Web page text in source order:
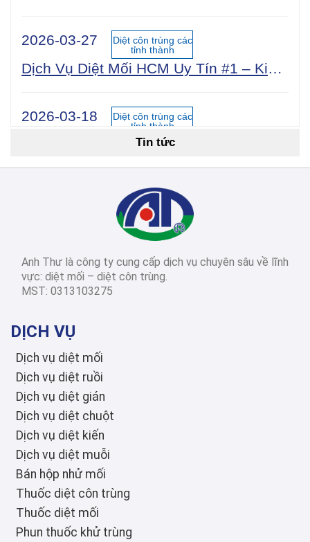
2026-03-27
Diệt côn trùng các
tỉnh thành
2026-03-18
Diệt côn trùng các
tỉnh thành
Diệt côn trùng các
tỉnh thành
2026-03-03
Diệt côn trùng các
tỉnh thành
Tin tức
Anh Thư là công ty cung cấp dịch vụ chuyên sâu về lĩnh
vực: diệt mối – diệt côn trùng.
MST: 0313103275
DỊCH VỤ
Dịch vụ diệt mối
Dịch vụ diệt ruồi
Dịch vụ diệt gián
Dịch vụ diệt chuột
Dịch vụ diệt kiến
Dịch vụ diệt muỗi
Bán hộp nhử mối
Thuốc diệt côn trùng
Thuốc diệt mối
Phun thuốc khử trùng